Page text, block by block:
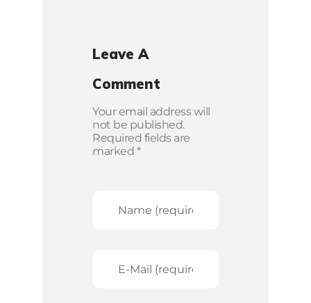
Leave A
Comment
Your email address will
not be published.
Required fields are
marked *